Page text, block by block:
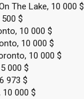
The Lake, 10 000 $
$
10 000 $
10 000 $
10 000 $
000 $
973 $
000 $